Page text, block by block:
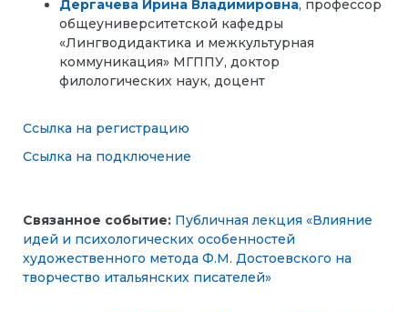
Дергачева Ирина Владимировна, профессор
общеуниверситетской кафедры
«Лингводидактика и межкультурная
коммуникация» МГППУ, доктор
филологических наук, доцент
Ссылка на регистрацию
Ссылка на подключение
Связанное событие: Публичная лекция «Влияние
идей и психологических особенностей
художественного метода Ф.М. Достоевского на
творчество итальянских писателей»